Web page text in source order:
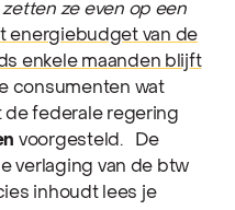
ze even op een
energiebudget van de
enkele maanden blijft
consumenten wat
de federale regering
voorgesteld.
De
verlaging van de btw
inhoudt lees je